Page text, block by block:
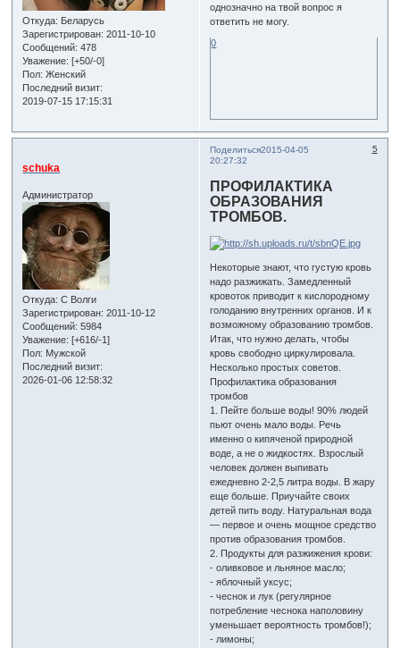
Откуда: Беларусь
Зарегистрирован: 2011-10-10
Сообщений: 478
Уважение: [+50/-0]
Пол: Женский
Последний визит:
2019-07-15 17:15:31
однозначно на твой вопрос я
ответить не могу.
0
Поделиться 5
2015-04-05
20:27:32
schuka
Администратор
Откуда: С Волги
Зарегистрирован: 2011-10-12
Сообщений: 5984
Уважение: [+616/-1]
Пол: Мужской
Последний визит:
2026-01-06 12:58:32
ПРОФИЛАКТИКА
ОБРАЗОВАНИЯ
ТРОМБОВ.
Некоторые знают, что густую кровь
надо разжижать. Замедленный
кровоток приводит к кислородному
голоданию внутренних органов. И к
возможному образованию тромбов.
Итак, что нужно делать, чтобы
кровь свободно циркулировала.
Несколько простых советов.
Профилактика образования
тромбов
1. Пейте больше воды! 90% людей
пьют очень мало воды. Речь
именно о кипяченой природной
воде, а не о жидкостях. Взрослый
человек должен выпивать
ежедневно 2-2,5 литра воды. В жару
еще больше. Приучайте своих
детей пить воду. Натуральная вода
— первое и очень мощное средство
против образования тромбов.
2. Продукты для разжижения крови:
- оливковое и льняное масло;
- яблочный уксус;
- чеснок и лук (регулярное
потребление чеснока наполовину
уменьшает вероятность тромбов!);
- лимоны;